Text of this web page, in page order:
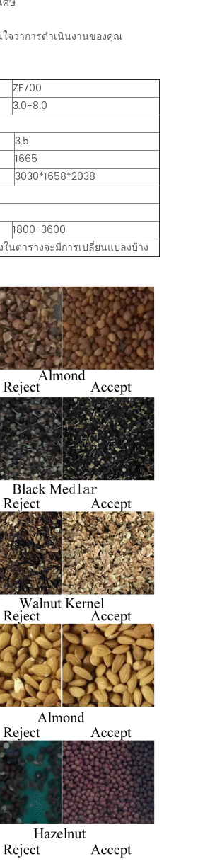
จว่าการดำเนินงานของคุณ
ZF700
3.0-8.0
3.5
1665
3030*1658*2038
1800-3600
นตารางจะมีการเปลี่ยนแปลงบ้าง